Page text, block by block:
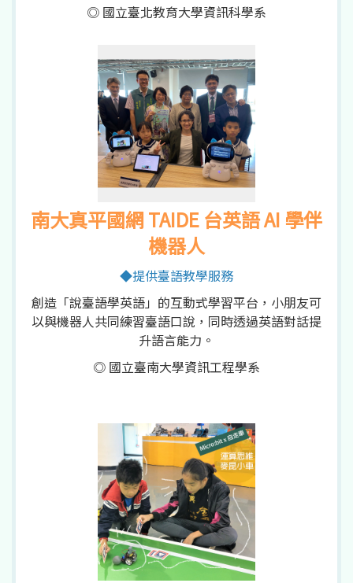
◎ 國立臺北教育大學資訊科學系
南大真平國網 TAIDE 台英語 AI 學伴
機器人
◆提供臺語教學服務
創造「說臺語學英語」的互動式學習平台，小朋友可
以與機器人共同練習臺語口說，同時透過英語對話提
升語言能力。
◎ 國立臺南大學資訊工程學系